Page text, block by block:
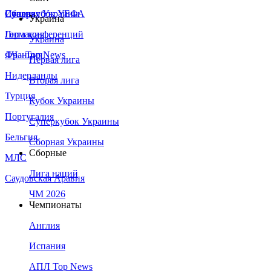
Сборная Украины
Италия
Германия
Франция
Нидерланды
Турция
Португалия
Бельгия
МЛС
Саудовская Аравия
Суперкубок УЕФА
Лига конференций
ЛЧ - Top News
Украина
Украина
Первая лига
Вторая лига
Кубок Украины
Суперкубок Украины
Сборная Украины
Сборные
Лига наций
ЧМ 2026
Чемпионаты
Англия
Испания
АПЛ Top News